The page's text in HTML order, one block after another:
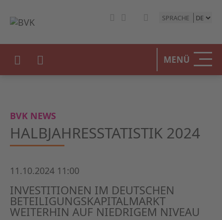
SPRACHE
MENÜ
BVK NEWS
HALBJAHRESSTATISTIK 2024
11.10.2024 11:00
INVESTITIONEN IM DEUTSCHEN
BETEILIGUNGSKAPITALMARKT
WEITERHIN AUF NIEDRIGEM NIVEAU
DER